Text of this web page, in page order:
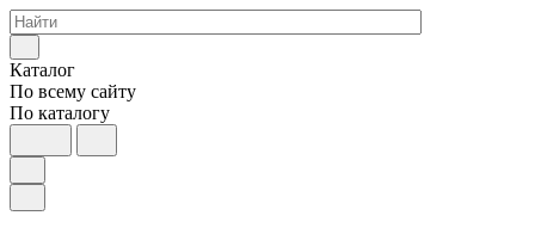
Каталог
По всему сайту
По каталогу